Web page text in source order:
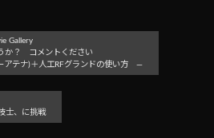
Gallery
か？ コメントください
テナ)＋人工RFグランドの使い方 ―
士、に挑戦